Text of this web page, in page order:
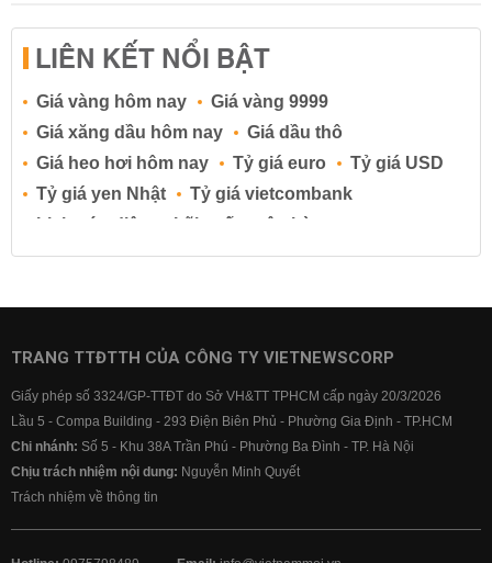
LIÊN KẾT NỔI BẬT
Giá vàng hôm nay
Giá vàng 9999
Giá xăng dầu hôm nay
Giá dầu thô
Giá heo hơi hôm nay
Tỷ giá euro
Tỷ giá USD
Tỷ giá yen Nhật
Tỷ giá vietcombank
Lịch cúp điện
Lãi suất ngân hàng
Lãi suất tiết kiệm
Lãi suất tiền gửi
Lãi suất ngân hàng BIDV
Lãi suất ngân hàng Vietcombank
TRANG TTĐTTH CỦA CÔNG TY VIETNEWSCORP
Giấy phép số 3324/GP-TTĐT do Sở VH&TT TPHCM cấp ngày 20/3/2026
Lầu 5 - Compa Building - 293 Điện Biên Phủ - Phường Gia Định - TP.HCM
Chi nhánh: Số 5 - Khu 38A Trần Phú - Phường Ba Đình - TP. Hà Nội
Chịu trách nhiệm nội dung: Nguyễn Minh Quyết
Trách nhiệm về thông tin